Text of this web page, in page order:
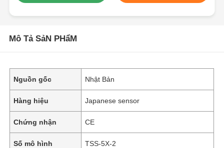
Mô Tả SảN PHẩM
Nguồn gốc Nhật Bản
Hàng hiệu Japanese sensor
Chứng nhận CE
Số mô hình TSS-5X-2